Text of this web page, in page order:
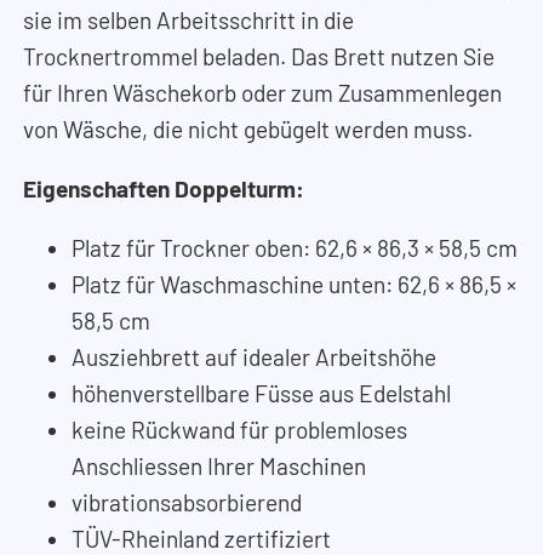
sie im selben Arbeitsschritt in die
Trocknertrommel beladen. Das Brett nutzen Sie
für Ihren Wäschekorb oder zum Zusammenlegen
von Wäsche, die nicht gebügelt werden muss.
Eigenschaften Doppelturm:
Platz für Trockner oben: 62,6 × 86,3 × 58,5 cm
Platz für Waschmaschine unten: 62,6 × 86,5 ×
58,5 cm
Ausziehbrett auf idealer Arbeitshöhe
höhenverstellbare Füsse aus Edelstahl
keine Rückwand für problemloses
Anschliessen Ihrer Maschinen
vibrationsabsorbierend
TÜV-Rheinland zertifiziert